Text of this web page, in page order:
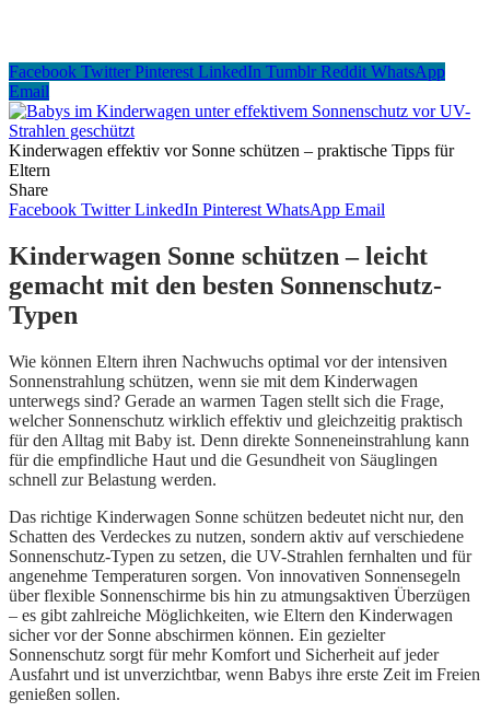
Facebook Twitter Pinterest LinkedIn Tumblr Reddit WhatsApp
Email
Kinderwagen effektiv vor Sonne schützen – praktische Tipps für
Eltern
Share
Facebook Twitter LinkedIn Pinterest WhatsApp Email
Kinderwagen Sonne schützen – leicht
gemacht mit den besten Sonnenschutz-
Typen
Wie können Eltern ihren Nachwuchs optimal vor der intensiven
Sonnenstrahlung schützen, wenn sie mit dem Kinderwagen
unterwegs sind? Gerade an warmen Tagen stellt sich die Frage,
welcher Sonnenschutz wirklich effektiv und gleichzeitig praktisch
für den Alltag mit Baby ist. Denn direkte Sonneneinstrahlung kann
für die empfindliche Haut und die Gesundheit von Säuglingen
schnell zur Belastung werden.
Das richtige Kinderwagen Sonne schützen bedeutet nicht nur, den
Schatten des Verdeckes zu nutzen, sondern aktiv auf verschiedene
Sonnenschutz-Typen zu setzen, die UV-Strahlen fernhalten und für
angenehme Temperaturen sorgen. Von innovativen Sonnensegeln
über flexible Sonnenschirme bis hin zu atmungsaktiven Überzügen
– es gibt zahlreiche Möglichkeiten, wie Eltern den Kinderwagen
sicher vor der Sonne abschirmen können. Ein gezielter
Sonnenschutz sorgt für mehr Komfort und Sicherheit auf jeder
Ausfahrt und ist unverzichtbar, wenn Babys ihre erste Zeit im Freien
genießen sollen.